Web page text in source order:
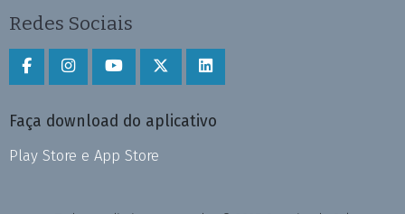
Redes Sociais
Faça download do aplicativo
Play Store e App Store